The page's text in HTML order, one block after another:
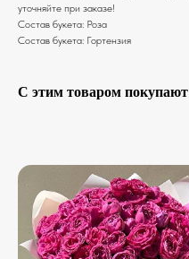
уточняйте при заказе!
Состав букета: Роза
Состав букета: Гортензия
С этим товаром покупают